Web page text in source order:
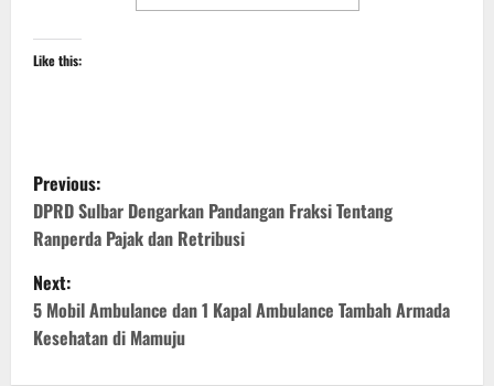
Like this:
P
o
s
t
n
Previous:
DPRD Sulbar Dengarkan Pandangan Fraksi Tentang
Ranperda Pajak dan Retribusi
Next:
5 Mobil Ambulance dan 1 Kapal Ambulance Tambah Armada
Kesehatan di Mamuju